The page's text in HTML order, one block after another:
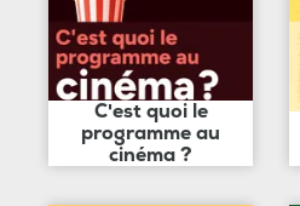
C'est quoi le
programme au
cinéma ?